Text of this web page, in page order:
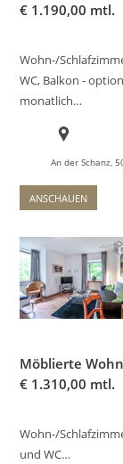
€ 1.190,00 mtl.
Wohn-/
WC, Balkon -
monatlich…
An der Schanz,
ANSCHAUEN
Möblierte
€ 1.310,00 mtl.
Wohn-/
und WC…